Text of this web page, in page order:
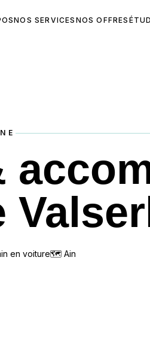
NOS SERVICES NOS OFFRES
en voiture🗺 Ain